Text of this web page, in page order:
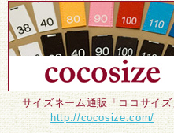
サイズネーム通販「ココサイ
http://cocosize.com/